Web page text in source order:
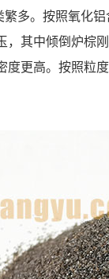
多。按照氧化铝
，其中倾倒炉棕
度更高。按照粒